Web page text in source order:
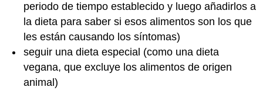
periodo de tiempo establecido y luego añadirlos a
la dieta para saber si esos alimentos son los que
les están causando los síntomas)
seguir una dieta especial (como una dieta
vegana, que excluye los alimentos de origen
animal)